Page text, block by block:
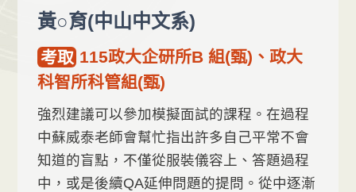
黃○育(中山中文系)
考取 115政大企研所B 組(甄)、政大
科智所科管組(甄)
強烈建議可以參加模擬面試的課程。在過程
中蘇威泰老師會幫忙指出許多自己平常不會
知道的盲點，不僅從服裝儀容上、答題過程
中，或是後續QA延伸問題的提問。從中逐漸